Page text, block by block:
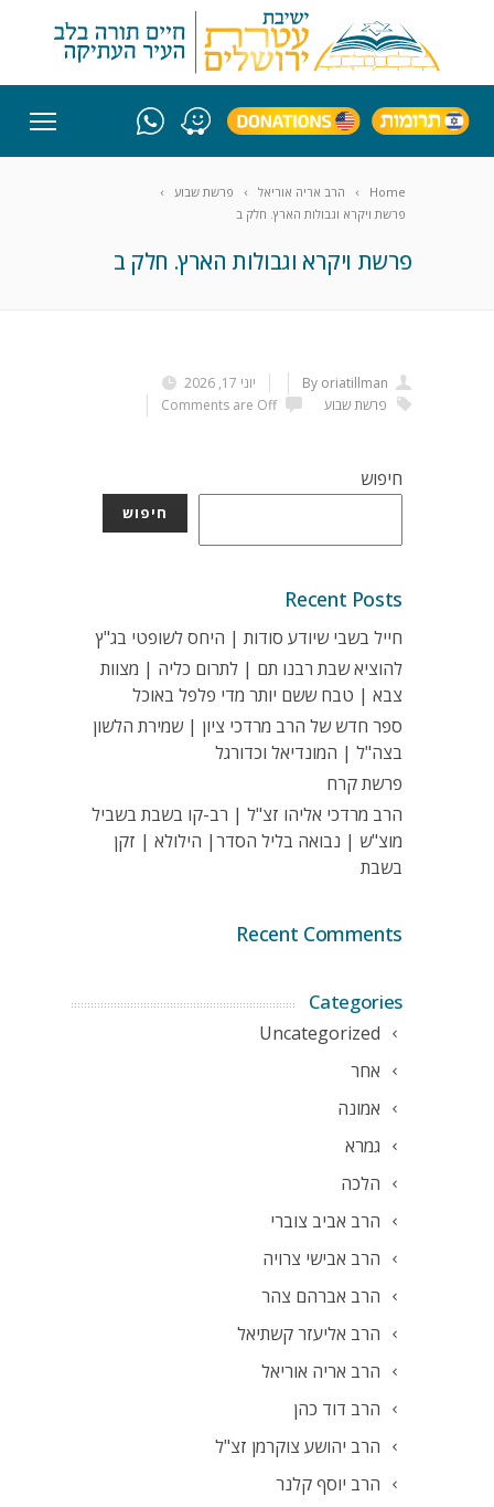
Home הרב אריה אוריאל
פרשת שבוע
פרשת ויקרא וגבולות הארץ. חלק ב
פרשת ויקרא וגבולות הארץ. חלק ב
יוני 17, 2026
By oriatillman
Comments are Off
פרשת שבוע
חיפוש
חיפוש
Recent Posts
חייל בשבי שיודע סודות | היחס לשופטי בג"ץ
להוציא שבת רבנו תם | לתרום כליה | מצוות
צבא | טבח ששם יותר מדי פלפל באוכל
ספר חדש של הרב מרדכי ציון | שמירת הלשון
בצה"ל | המונדיאל וכדורגל
פרשת קרח
הרב מרדכי אליהו זצ"ל | רב-קו בשבת בשביל
מוצ"ש | נבואה בליל הסדר| הילולא | זקן
בשבת
Recent Comments
Categories
Uncategorized
אחר
אמונה
גמרא
הלכה
הרב אביב צוברי
הרב אבישי צרויה
הרב אברהם צהר
הרב אליעזר קשתיאל
הרב אריה אוריאל
הרב דוד כהן
הרב יהושע צוקרמן זצ"ל
הרב יוסף קלנר